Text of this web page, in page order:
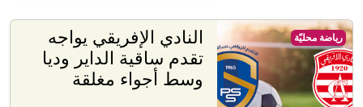
النادي الإفريقي يواجه
تقدم ساقية الداير وديا
وسط أجواء مغلقة
رياضة محليّة